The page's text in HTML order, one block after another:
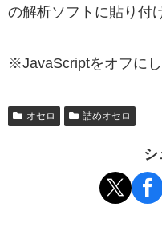
の解析ソフトに貼り付
※JavaScriptをオフにし
オセロ 詰めオセロ
シ